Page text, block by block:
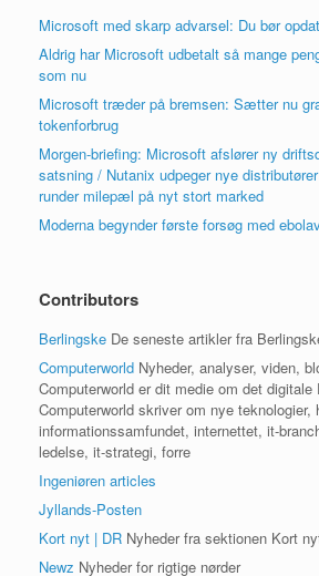
Microsoft med skarp advarsel: Du bør
Aldrig har Microsoft udbetalt så mange
som nu
Microsoft træder på bremsen: Sætter nu
tokenforbrug
Morgen-briefing: Microsoft afslører ny
satsning / Nutanix udpeger nye
runder milepæl på nyt stort marked
Moderna begynder første forsøg med
Contributors
Berlingske De seneste artikler fra
Computerworld Nyheder, analyser, viden,
Computerworld er dit medie om det digitale
Computerworld skriver om nye teknologier,
informationssamfundet, internettet, it-
ledelse, it-strategi, forre
Ingeniøren articles
Jyllands-Posten
Kort nyt | DR Nyheder fra sektionen Kort
Newz Nyheder for rigtige nørder